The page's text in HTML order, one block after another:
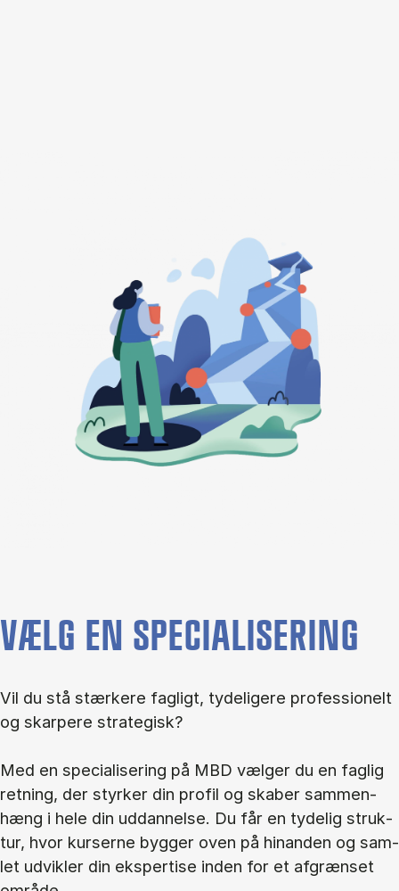
VÆLG EN SPECIALISERING
Vil du stå stær­ke­re fag­ligt, ty­de­li­ge­re pro­fes­sio­nelt
og skar­pe­re stra­te­gisk?
Med en spe­ci­a­li­se­ring på MBD væl­ger du en fag­lig
ret­ning, der styr­ker din pro­fil og ska­ber sam­men­
hæng i hele din ud­dan­nel­se. Du får en ty­de­lig struk­
tur, hvor kur­ser­ne byg­ger oven på hin­an­den og sam­
let ud­vik­ler din eks­per­ti­se in­den for et af­græn­set